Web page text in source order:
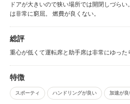
ドアが大きいので狭い場所では開閉しづら
は非常に窮屈。 燃費が良くない。
総評
重心が低くて運転席と助手席は非常にゆった
特徴
スポーティ ハンドリングが良い 加速が良